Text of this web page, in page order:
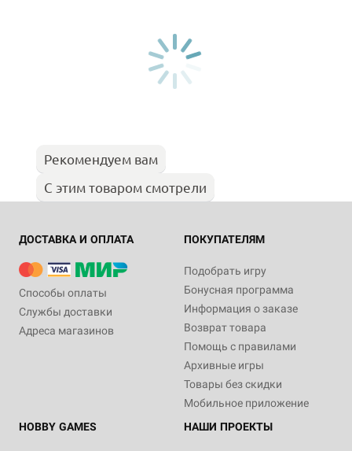
Рекомендуем вам
С этим товаром смотрели
ДОСТАВКА И ОПЛАТА
Способы оплаты
Службы доставки
Адреса магазинов
ПОКУПАТЕЛЯМ
Подобрать игру
Бонусная программа
Информация о заказе
Возврат товара
Помощь с правилами
Архивные игры
Товары без скидки
Мобильное приложение
HOBBY GAMES
НАШИ ПРОЕКТЫ